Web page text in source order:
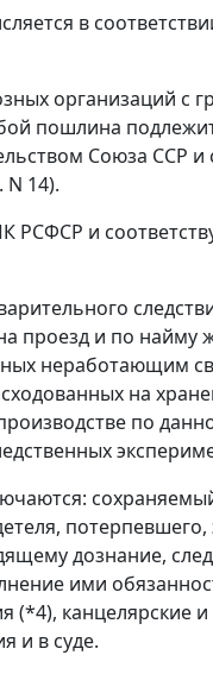
в
организаций с
пошлина
Союза ССР и
14).
РСФСР и
проезд и по
неработающим
на
по
дознание,
ими
(*4), канцелярские
и в суде.